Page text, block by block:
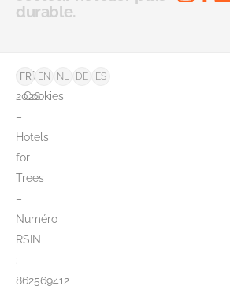
durable.
©
2026
–
Hotels
for
Trees
–
Numéro
RSIN
:
862569412
FAQ
Cookies
FR EN NL DE ES